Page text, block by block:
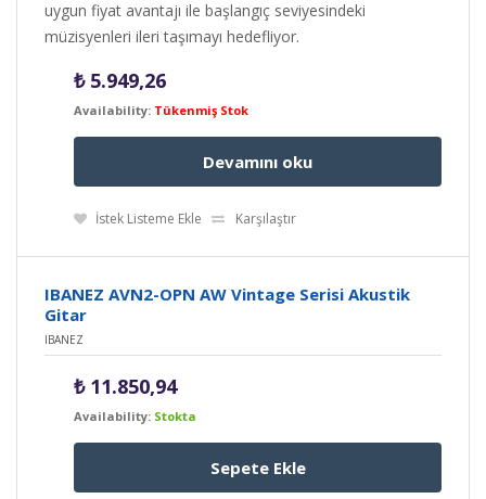
uygun fiyat avantajı ile başlangıç seviyesindeki
müzisyenleri ileri taşımayı hedefliyor.
₺5.949,26
Availability: Tükenmiş Stok
Devamını oku
İstek Listeme Ekle Karşılaştır
IBANEZ AVN2-OPN AW Vintage Serisi Akustik
Gitar
IBANEZ
₺11.850,94
Availability: Stokta
Sepete Ekle